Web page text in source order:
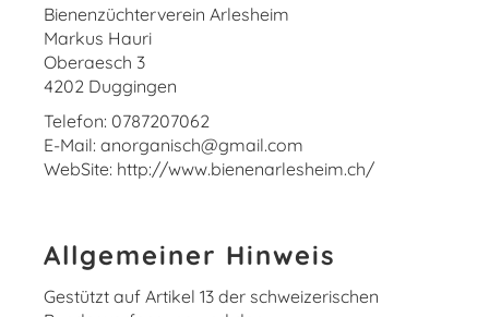
Bienenzüchterverein Arlesheim
Markus Hauri
Oberaesch 3
4202 Duggingen
Telefon: 0787207062
E-Mail: anorganisch@gmail.com
WebSite: http://www.bienenarlesheim.ch/
Allgemeiner Hinweis
Gestützt auf Artikel 13 der schweizerischen